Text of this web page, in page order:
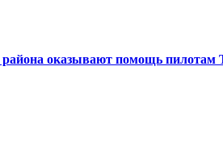
района оказывают помощь